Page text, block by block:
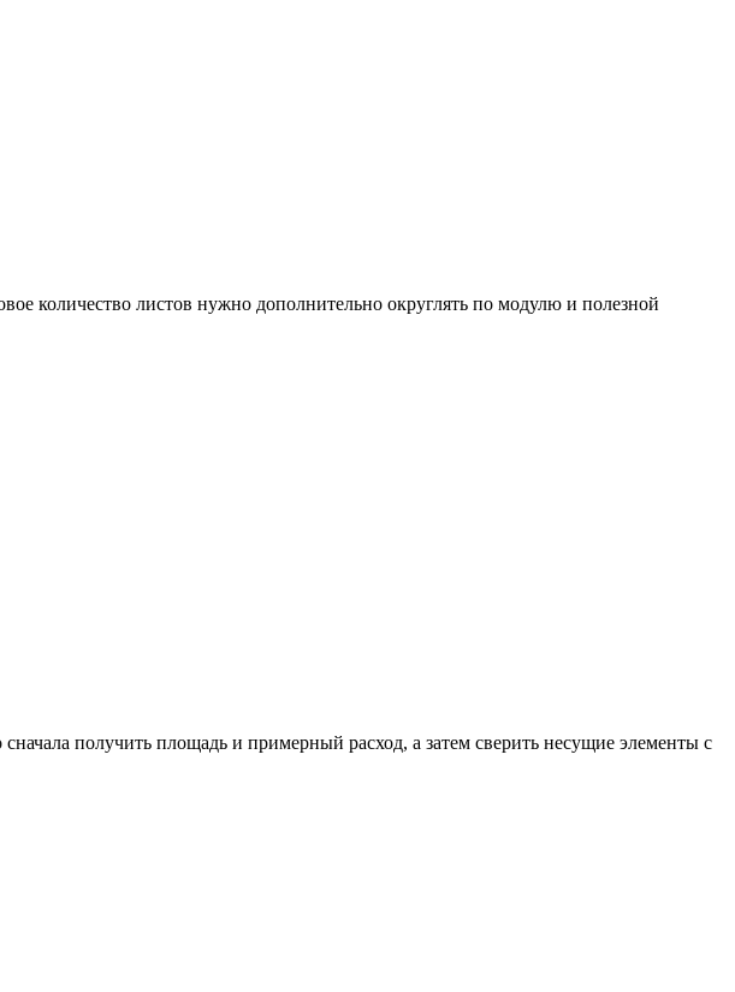
количество листов нужно дополнительно округлять по модулю и полезной
получить площадь и примерный расход, а затем сверить несущие элементы с